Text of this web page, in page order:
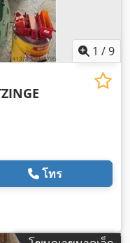
1 /9
โทร